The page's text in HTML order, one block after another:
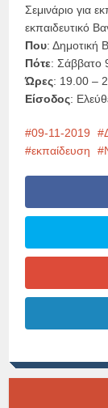
Σεμινάριο για
εκπαιδευτικό
Που: Δημοτική
Πότε: Σάββατο
Ώρες: 19.00 –
Είσοδος:
09-11-2019
εκπαίδευση